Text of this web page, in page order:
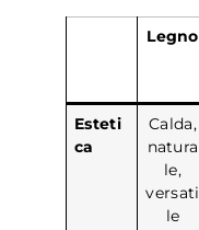
Legno
Esteti
ca
Calda,
natura
le,
versati
le